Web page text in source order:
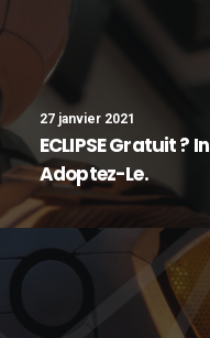
27 janvier 2021
ECLIPSE Gratuit ?
Adoptez-Le.